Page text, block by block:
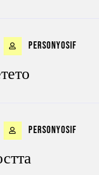
personyosif
personyosif